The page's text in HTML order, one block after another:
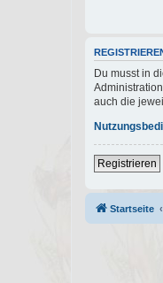
Du musst in
auch die
Registrieren
Startseite